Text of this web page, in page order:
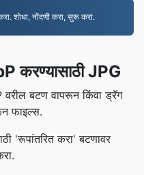
शोधा, नोंदणी करा, सुरू करा.
करण्यासाठी JPG
बटण वापरून किंवा ड्रॅग
फाइल्स.
'रूपांतरित करा' बटणावर